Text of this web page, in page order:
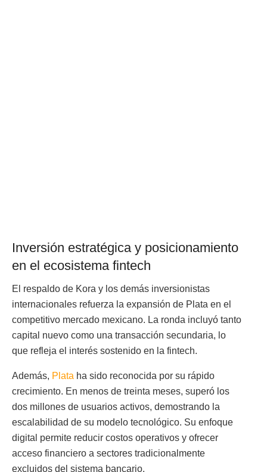
Inversión estratégica y posicionamiento
en el ecosistema fintech
El respaldo de Kora y los demás inversionistas
internacionales refuerza la expansión de Plata en el
competitivo mercado mexicano. La ronda incluyó tanto
capital nuevo como una transacción secundaria, lo
que refleja el interés sostenido en la fintech.
Además, Plata ha sido reconocida por su rápido
crecimiento. En menos de treinta meses, superó los
dos millones de usuarios activos, demostrando la
escalabilidad de su modelo tecnológico. Su enfoque
digital permite reducir costos operativos y ofrecer
acceso financiero a sectores tradicionalmente
excluidos del sistema bancario.